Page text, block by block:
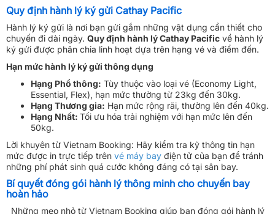
Quy định hành lý ký gửi Cathay Pacific
Hành lý ký gửi là nơi bạn gửi gắm những vật dụng cần thiết cho
chuyến đi dài ngày. Quy định hành lý Cathay Pacific về hành lý
ký gửi được phân chia linh hoạt dựa trên hạng vé và điểm đến.
Hạn mức hành lý ký gửi thông dụng
Hạng Phổ thông: Tùy thuộc vào loại vé (Economy Light,
Essential, Flex), hạn mức thường từ 23kg đến 30kg.
Hạng Thương gia: Hạn mức rộng rãi, thường lên đến 40kg.
Hạng Nhất: Tối ưu hóa trải nghiệm với hạn mức lên đến
50kg.
Lời khuyên từ Vietnam Booking: Hãy kiểm tra kỹ thông tin hạn
mức được in trực tiếp trên vé máy bay điện tử của bạn để tránh
những phí phát sinh quá cước không đáng có tại sân bay.
Bí quyết đóng gói hành lý thông minh cho chuyến bay
hoàn hảo
Những mẹo nhỏ từ Vietnam Booking giúp bạn đóng gói hành lý